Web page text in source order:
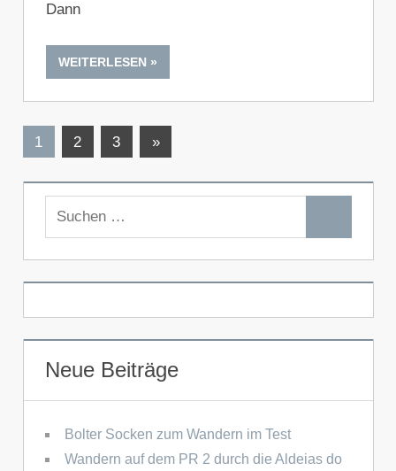
Dann
WEITERLESEN
Seitennummerierung
der
Beiträge
1 2 3
Nächste
»
Neue Beiträge
Bolter Socken zum Wandern im Test
Wandern auf dem PR 2 durch die Aldeias do